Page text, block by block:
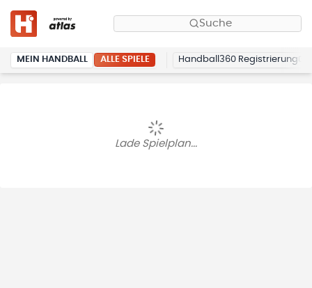
Suche
MEIN HANDBALL ALLE SPIELE Handball360 Registrierung
Lade Spielplan...